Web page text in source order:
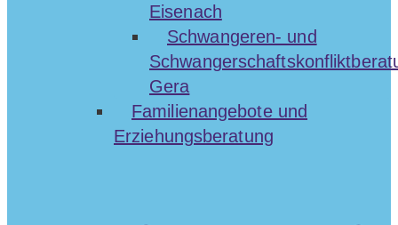
Eisenach
Schwangeren- und
Gera
Familienangebote und
Erziehungsberatung